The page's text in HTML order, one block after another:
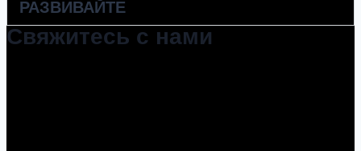
РАЗВИВАЙТЕ
Свяжитесь с нами